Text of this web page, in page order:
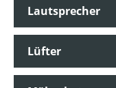
Lautsprecher
Lüfter